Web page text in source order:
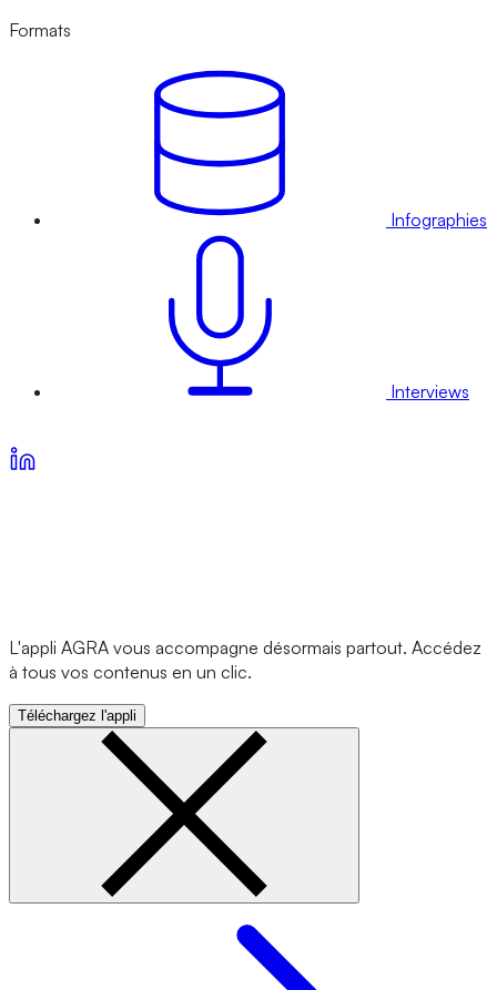
Formats
Infographies
Interviews
L'appli AGRA vous accompagne désormais partout. Accédez
à tous vos contenus en un clic.
Téléchargez l'appli